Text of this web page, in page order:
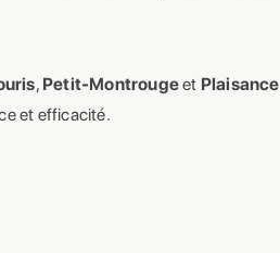
, Petit-Montrougeet Plaisance
et efficacité.